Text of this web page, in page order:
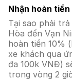
Nhận hoàn
Tại sao phải
Hòa đến Vạn
hoàn tiền 10%
xe khách qua
đa 100k VNĐ)
trong vòng 2